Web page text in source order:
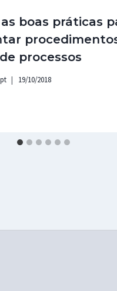
boas práticas
processos
19/10/2018